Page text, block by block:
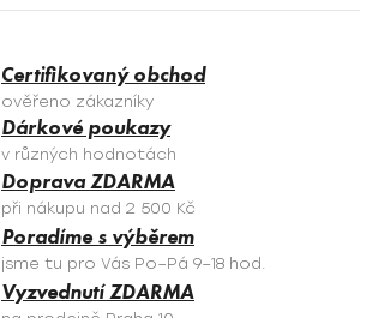
Certifikovaný obchod
ověřeno zákazníky
Dárkové poukazy
v různých hodnotách
Doprava ZDARMA
při nákupu nad 2 500 Kč
Poradíme s výběrem
jsme tu pro Vás Po–Pá 9–18 hod.
Vyzvednutí ZDARMA